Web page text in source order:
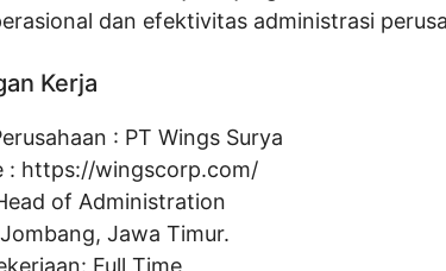
dan efektivitas administrasi
Kerja
: PT Wings Surya
: https://wingscorp.com/
of Administration
Jawa Timur.
Full Time